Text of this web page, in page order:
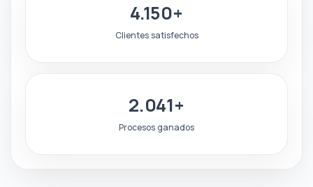
4.150+
Clientes satisfechos
2.041+
Procesos ganados